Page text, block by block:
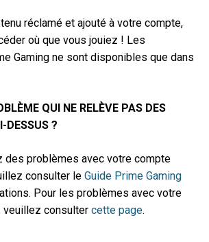
réclamé et ajouté à votre compte,
où que vous jouiez ! Les
Gaming ne sont disponibles que dans
QUI NE RELÈVE PAS DES
DESSUS ?
des problèmes avec votre compte
consulter le Guide Prime Gaming
Pour les problèmes avec votre
veuillez consulter cette page.